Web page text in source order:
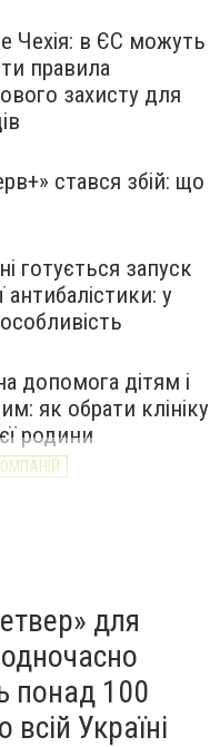
Чехія: в ЄС можуть
правила
захисту для
стався збій: що
готується запуск
антибалістики: у
допомога дітям і
як обрати клініку
родини
для
понад 100
всій Україні